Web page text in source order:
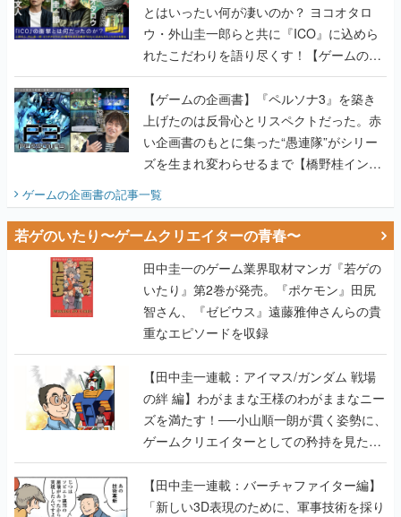
とはいったい何が凄いのか？ ヨコオタロ
ウ・外山圭一郎らと共に『ICO』に込めら
れたこだわりを語り尽くす！【ゲームの企
画書】
【ゲームの企画書】『ペルソナ3』を築き
上げたのは反骨心とリスペクトだった。赤
い企画書のもとに集った“愚連隊”がシリー
ズを生まれ変わらせるまで【橋野桂インタ
ゲームの企画書の記事一覧
若ゲのいたり〜ゲームクリエイターの青春〜
田中圭一のゲーム業界取材マンガ『若ゲの
いたり』第2巻が発売。『ポケモン』田尻
智さん、『ゼビウス』遠藤雅伸さんらの貴
重なエピソードを収録
【田中圭一連載：アイマス/ガンダム 戦場
の絆 編】わがままな王様のわがままなニー
ズを満たす！──小山順一朗が貫く姿勢に、
ゲームクリエイターとしての矜持を見た
【若ゲのいたり最終回】
【田中圭一連載：バーチャファイター編】
「新しい3D表現のために、軍事技術を採り